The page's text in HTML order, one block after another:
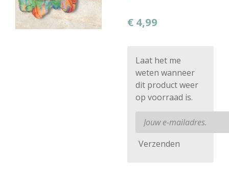
€ 4,99
Laat het me
weten wanneer
dit product weer
op voorraad is.
Verzenden